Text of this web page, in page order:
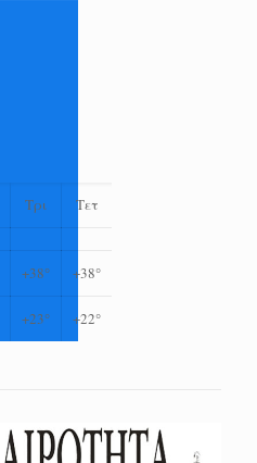
Τρι Τετ
+38° +38°
+23° +22°